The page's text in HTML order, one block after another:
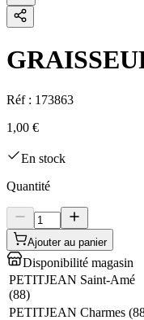
Réf : 173863
1,00 €
En stock
Quantité
Ajouter au panier
Disponibilité magasin
PETITJEAN Saint-Amé
(88)
PETITJEAN Charmes (